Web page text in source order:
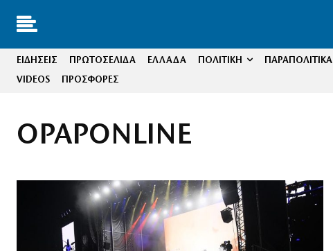
ΕΙΔΗΣΕΙΣ ΠΡΩΤΟΣΕΛΙΔΑ ΕΛΛΑΔΑ ΠΟΛΙΤΙΚΗ ΠΑΡΑΠΟΛΙΤΙΚΑ
VIDEOS
ΠΡΟΣΦΟΡΕΣ
OPAPONLINE